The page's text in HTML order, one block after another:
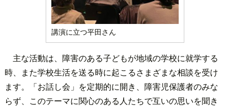
講演に立つ平田さん
主な活動は、障害のある子どもが地域の学校に就学する
時、また学校生活を送る時に起こるさまざまな相談を受け
ます。「お話し会」を定期的に開き、障害児保護者のみな
らず、このテーマに関心のある人たちで互いの思いを聞き